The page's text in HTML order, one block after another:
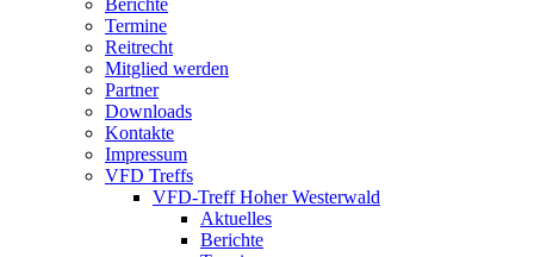
Berichte
Termine
Reitrecht
Mitglied werden
Partner
Downloads
Kontakte
Impressum
VFD Treffs
VFD-Treff Hoher Westerwald
Aktuelles
Berichte